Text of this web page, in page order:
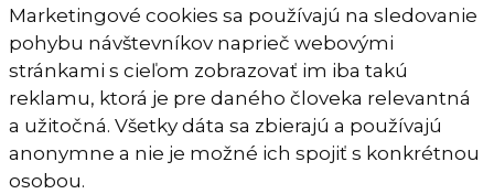
Marketingové cookies sa používajú na sledovanie
pohybu návštevníkov naprieč webovými
stránkami s cieľom zobrazovať im iba takú
reklamu, ktorá je pre daného človeka relevantná
a užitočná. Všetky dáta sa zbierajú a používajú
anonymne a nie je možné ich spojiť s konkrétnou
osobou.